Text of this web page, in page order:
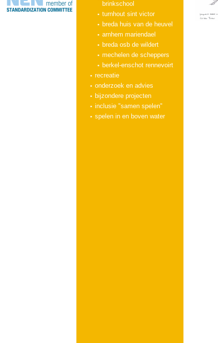
brinkschool
turnhout sint victor
breda huis van de heuvel
arnhem mariendael
breda osb de wildert
mechelen de scheppers
berkel-enschot rennevoirt
recreatie
onderzoek en advies
bijzondere projecten
inclusie "samen spelen"
spelen in en boven water